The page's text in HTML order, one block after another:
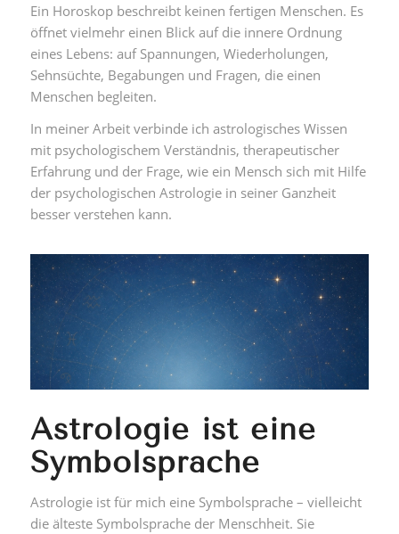
Ein Horoskop beschreibt keinen fertigen Menschen. Es
öffnet vielmehr einen Blick auf die innere Ordnung
eines Lebens: auf Spannungen, Wiederholungen,
Sehnsüchte, Begabungen und Fragen, die einen
Menschen begleiten.
In meiner Arbeit verbinde ich astrologisches Wissen
mit psychologischem Verständnis, therapeutischer
Erfahrung und der Frage, wie ein Mensch sich mit Hilfe
der psychologischen Astrologie in seiner Ganzheit
besser verstehen kann.
Astrologie ist eine
Symbolsprache
Astrologie ist für mich eine Symbolsprache – vielleicht
die älteste Symbolsprache der Menschheit. Sie